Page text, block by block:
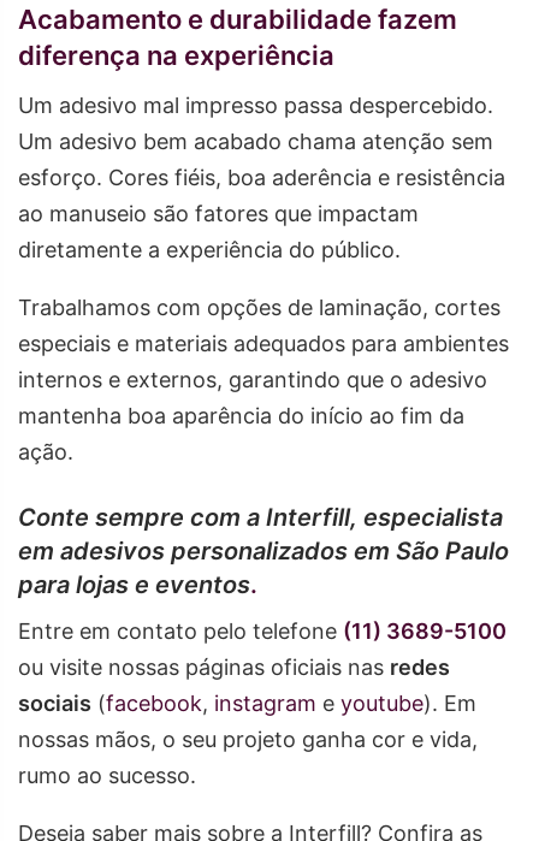
Acabamento e durabilidade fazem
diferença na experiência
Um adesivo mal impresso passa despercebido.
Um adesivo bem acabado chama atenção sem
esforço. Cores fiéis, boa aderência e resistência
ao manuseio são fatores que impactam
diretamente a experiência do público.
Trabalhamos com opções de laminação, cortes
especiais e materiais adequados para ambientes
internos e externos, garantindo que o adesivo
mantenha boa aparência do início ao fim da
ação.
Conte sempre com a Interfill, especialista
em adesivos personalizados em São Paulo
para lojas e eventos.
Entre em contato pelo telefone (11) 3689-5100
ou visite nossas páginas oficiais nas redes
sociais (facebook, instagram e youtube). Em
nossas mãos, o seu projeto ganha cor e vida,
rumo ao sucesso.
Deseja saber mais sobre a Interfill? Confira as